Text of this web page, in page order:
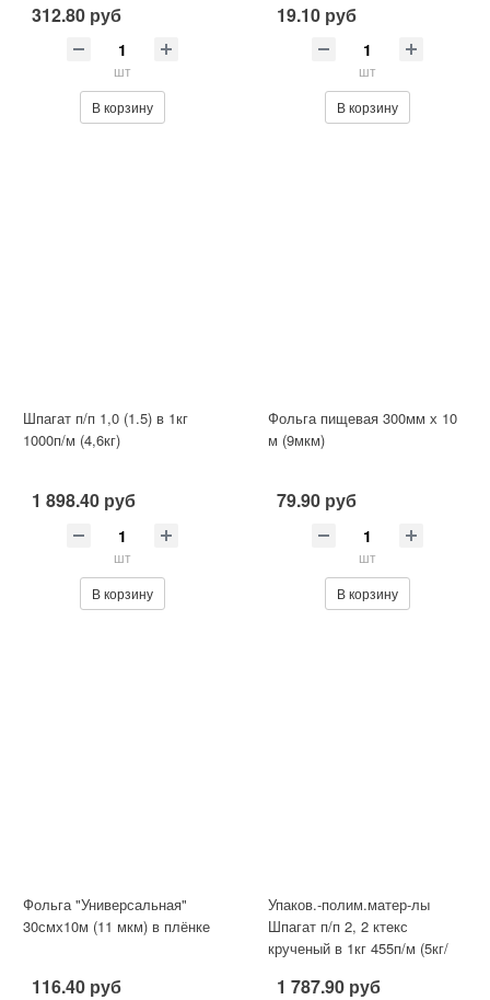
60
312.80 руб
шт
В корзину
19.10 руб
шт
В корзину
Шпагат п/п 1,0 (1.5) в 1кг
1000п/м (4,6кг)
1 898.40 руб
шт
В корзину
Фольга пищевая 300мм х 10
м (9мкм)
79.90 руб
шт
В корзину
Фольга "Универсальная"
30смх10м (11 мкм) в плёнке
116.40 руб
Упаков.-полим.матер-лы
Шпагат п/п 2, 2 ктекс
крученый в 1кг 455п/м (5кг/
1 787.90 руб